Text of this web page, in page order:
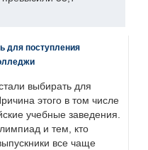
для поступления
выбирать для
этого в том числе
учебные заведения.
и тем, кто
все чаще